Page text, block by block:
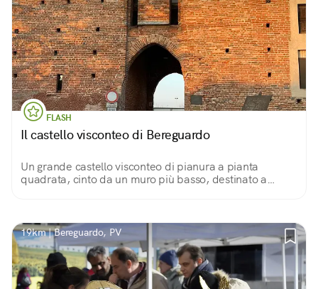
FLASH
Il castello visconteo di Bereguardo
Un grande castello visconteo di pianura a pianta
quadrata, cinto da un muro più basso, destinato a
19km | Bereguardo, PV